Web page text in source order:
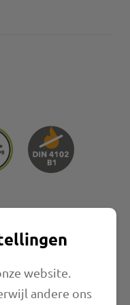
website.
andere ons